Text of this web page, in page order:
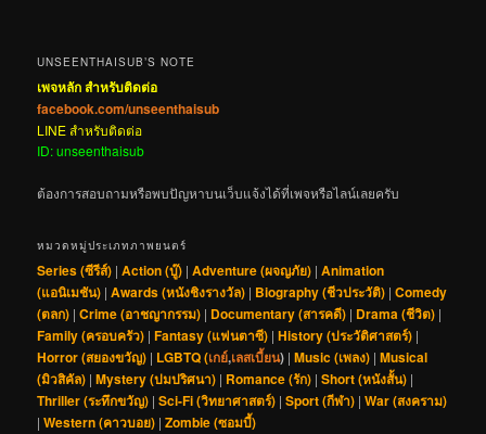
UNSEENTHAISUB’S NOTE
เพจหลัก สำหรับติดต่อ
facebook.com/unseenthaisub
LINE สำหรับติดต่อ
ID: unseenthaisub
ต้องการสอบถามหรือพบปัญหาบนเว็บแจ้งได้ที่เพจหรือไลน์เลยครับ
หมวดหมู่ประเภทภาพยนตร์
Series (ซีรีส์) |Action (บู๊) |Adventure (ผจญภัย) |Animation
(แอนิเมชัน) |Awards (หนังชิงรางวัล) | Biography (ชีวประวัติ) |Comedy
(ตลก) |Crime (อาชญากรรม) | Documentary (สารคดี) | Drama (ชีวิต) |
Family (ครอบครัว) |Fantasy (แฟนตาซี) |History (ประวัติศาสตร์) |
Horror (สยองขวัญ) | LGBTQ (เกย์,เลสเบี้ยน) |Music (เพลง) |Musical
(มิวสิคัล) |Mystery (ปมปริศนา) | Romance (รัก) |Short (หนังสั้น) |
Thriller (ระทึกขวัญ) |Sci-Fi (วิทยาศาสตร์) |Sport (กีฬา) |War (สงคราม)
|Western (คาวบอย) |Zombie (ซอมบี้)